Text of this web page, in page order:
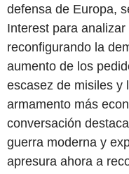
defensa de Europa,
Interest para
reconfigurando la
aumento de los
escasez de misiles y
armamento más
conversación
guerra moderna y
apresura ahora a